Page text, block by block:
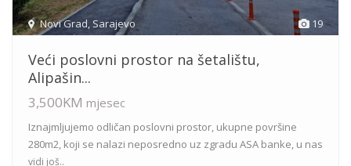
19
Novi Grad,Sarajevo
Veći poslovni prostor na šetalištu,
Alipašin...
3,500KM mjesec
Iznajmljujemo odličan poslovni prostor, ukupne površine
280m2, koji se nalazi neposredno uz zgradu ASA banke, u nas
vidi još..